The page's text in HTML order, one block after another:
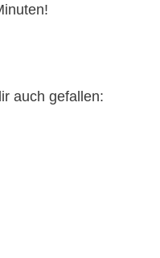
auch gefallen: